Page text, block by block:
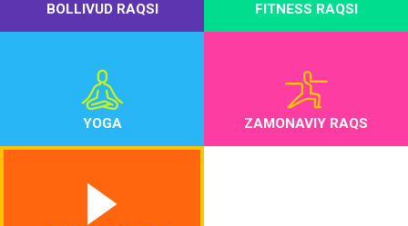
BOLLIVUD RAQSI FITNESS RAQSI
YOGA ZAMONAVIY RAQS